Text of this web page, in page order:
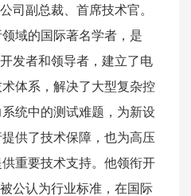
司副总裁、首席技术官。
域的国际著名学者，是
发者和领导者，建立了电
体系，解决了大型复杂控
统中的测试难题，为新设
供了技术保障，也为高压
重要技术支持。他领衔开
公认为行业标准，在国际